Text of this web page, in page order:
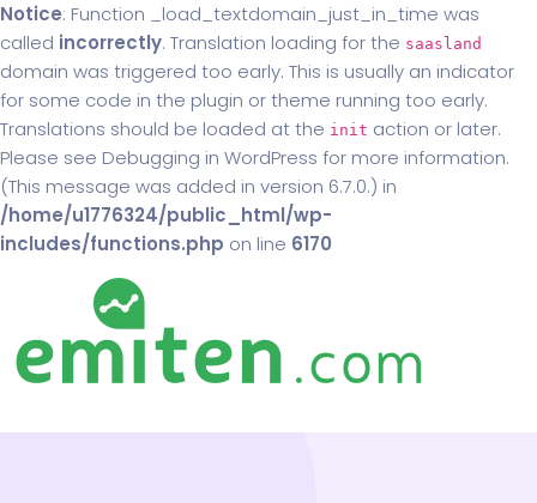
Notice: Function _load_textdomain_just_in_time was
called incorrectly. Translation loading for the saasland
domain was triggered too early. This is usually an indicator
for some code in the plugin or theme running too early.
Translations should be loaded at the init action or later.
Please see Debugging in WordPress for more information.
(This message was added in version 6.7.0.) in
/home/u1776324/public_html/wp-
includes/functions.php on line 6170